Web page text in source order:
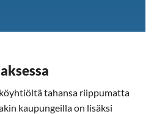
tahansa riippumatta
kaupungeilla on lisäksi